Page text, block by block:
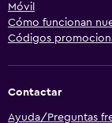
Móvil
Cómo funcionan
Códigos
Contactar
Ayuda/Preguntas